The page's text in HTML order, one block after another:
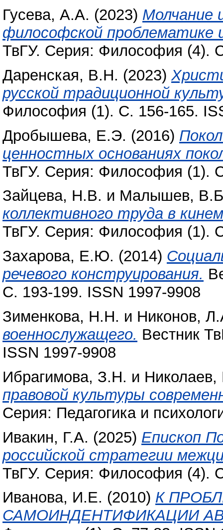
Гусева, А.А. (2023) Молчание
философской проблематике
ТвГУ. Серия: Философия (4).
Даренская, В.Н. (2023)
русской традиционной
Философия (1). С. 156-165.
Дробышева, Е.Э. (2016)
ценностных основаниях
ТвГУ. Серия: Философия (1).
Зайцева, Н.В. и Малышев,
коллективного труда в
ТвГУ. Серия: Философия (1).
Захарова, Е.Ю. (2014)
речевого конструирования.
С. 193-199. ISSN 1997-9908
Зименкова, Н.Н. и Никонов,
военнослужащего. Вестник
ISSN 1997-9908
Ибрагимова, З.Н. и
правовой культуры
Серия: Педагогика и
Ивакин, Г.А. (2025) Епископ
российской стратегии
ТвГУ. Серия: Философия (4).
Иванова, И.Е. (2010) К
САМОИНДЕНТИФИКАЦИИ